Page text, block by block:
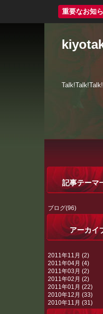
重要なお知
記事テーマ
ブログ(96)
アーカイ
2011年11月 (2)
2011年04月 (4)
2011年03月 (2)
2011年02月 (2)
2011年01月 (22)
2010年12月 (33)
2010年11月 (31)